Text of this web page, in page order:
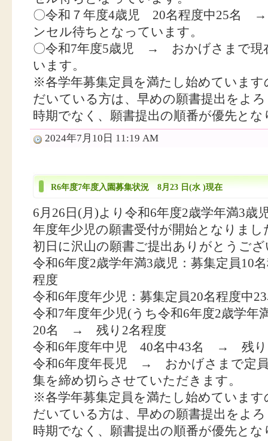
〇令和７年度4歳児 20名程度中25名
ンセル待ちとなっています。
〇令和7年度5歳児 → おかげさまで現
います。
※各学年募集定員を満たし始めていま
だいている方は、早めの願書提出をよ
時期でなく、願書提出の順番が優先とな
2024年7月10日 11:19 AM
R6年度7年度入園募集状況 8月23 日(水 )現在
6月26日(月)より令和6年度2歳学年満3歳
年度年少児の願書受付が開始となりまし
初日に沢山の願書ご提出ありがとうご
令和6年度2歳学年満3歳児：募集定員
程度
令和6年度年少児：募集定員20名程度
令和7年度年少児(うち令和6年度2歳学年
20名 → 残り2名程度
令和6年度年中児 40名中43名 → 残り
令和6年度年長児 → おかげさまで定員
集を締め切らさせていただきます。
※各学年募集定員を満たし始めていま
だいている方は、早めの願書提出をよ
時期でなく、願書提出の順番が優先とな